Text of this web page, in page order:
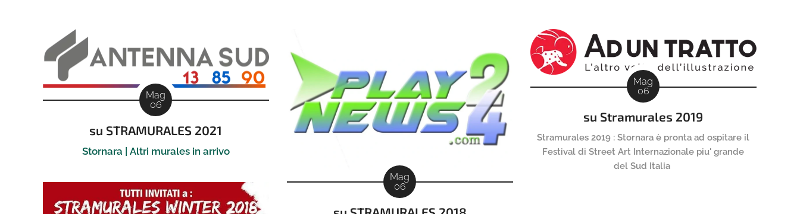
Mag
06
su STRAMURALES 2021
Stornara | Altri murales in arrivo
Mag
06
Mag
06
su Stramurales 2019
Stramurales 2019 : Stornara è pronta ad ospitare il
Festival di Street Art Internazionale piu' grande
del Sud Italia